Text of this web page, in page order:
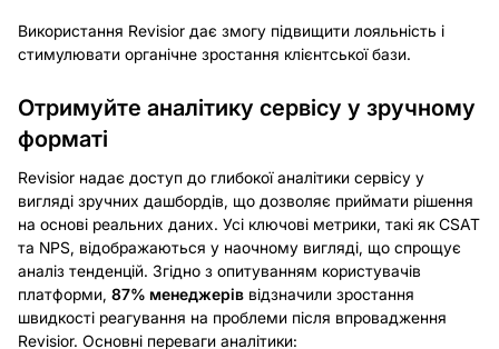
Використання Revisior дає змогу підвищити лояльність і
стимулювати органічне зростання клієнтської бази.
Отримуйте аналітику сервісу у зручному
форматі
Revisior надає доступ до глибокої аналітики сервісу у
вигляді зручних дашбордів, що дозволяє приймати рішення
на основі реальних даних. Усі ключові метрики, такі як CSAT
та NPS, відображаються у наочному вигляді, що спрощує
аналіз тенденцій. Згідно з опитуванням користувачів
платформи, 87% менеджерів відзначили зростання
швидкості реагування на проблеми після впровадження
Revisior. Основні переваги аналітики: